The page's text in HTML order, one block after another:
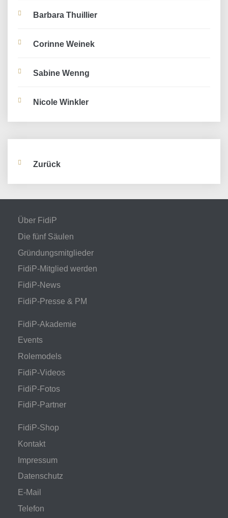
Barbara Thuillier
Corinne Weinek
Sabine Wenng
Nicole Winkler
Zurück
Über FidiP
Die fünf Säulen
Gründungsmitglieder
FidiP-Mitglied werden
FidiP-News
FidiP-Presse & PM
FidiP-Akademie
Events
Rolemodels
FidiP-Videos
FidiP-Fotos
FidiP-Partner
FidiP-Shop
Kontakt
Impressum
Datenschutz
E-Mail
Telefon